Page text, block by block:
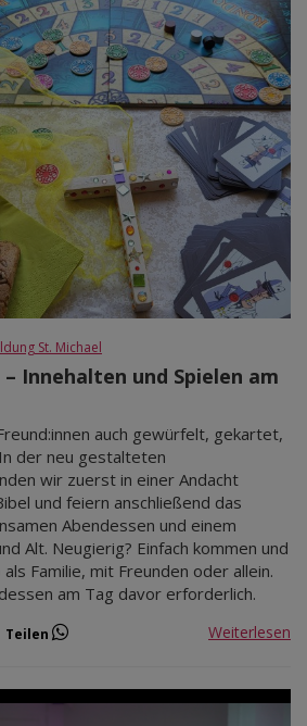
St. Michael
Innehalten und Spielen am
auch gewürfelt, gekartet,
der neu gestalteten
wir zuerst in einer Andacht
und feiern anschließend das
Abendessen und einem
Alt. Neugierig? Einfach kommen und
Familie, mit Freunden oder allein.
am Tag davor erforderlich.
Teilen Weiterlesen